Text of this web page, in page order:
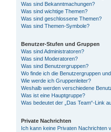
Was sind Bekanntmachungen?
Was sind wichtige Themen?
Was sind geschlossene Themen?
Was sind Themen-Symbole?
Benutzer-Stufen und Gruppen
Was sind Administratoren?
Was sind Moderatoren?
Was sind Benutzergruppen?
Wo finde ich die Benutzergruppen
Wie werde ich Gruppenleiter?
Weshalb werden verschiedene
Was ist eine Hauptgruppe?
Was bedeutet der „Das Team“-Link
Private Nachrichten
Ich kann keine Privaten Nachrichten